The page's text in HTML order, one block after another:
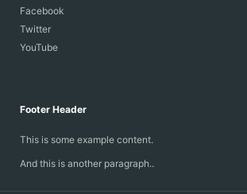
Facebook
Twitter
YouTube
Footer Header
This is some example content.
And this is another paragraph..